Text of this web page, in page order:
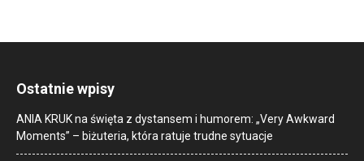
Ostatnie wpisy
ANIA KRUK na święta z dystansem i humorem: „Very Awkward
Moments” – biżuteria, która ratuje trudne sytuacje